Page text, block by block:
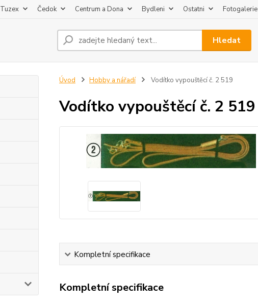
Tuzex Čedok Centrum a Dona Bydleni Ostatni Fotogalerie
Hledat
Úvod Hobby a nářadí Vodítko vypouštěcí č. 2 519
Vodítko vypouštěcí č. 2 519
Kompletní specifikace
Kompletní specifikace